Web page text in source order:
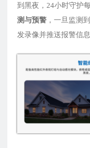
到黑夜，24小时守护
测与预警 ，一旦监测
发录像并推送报警信